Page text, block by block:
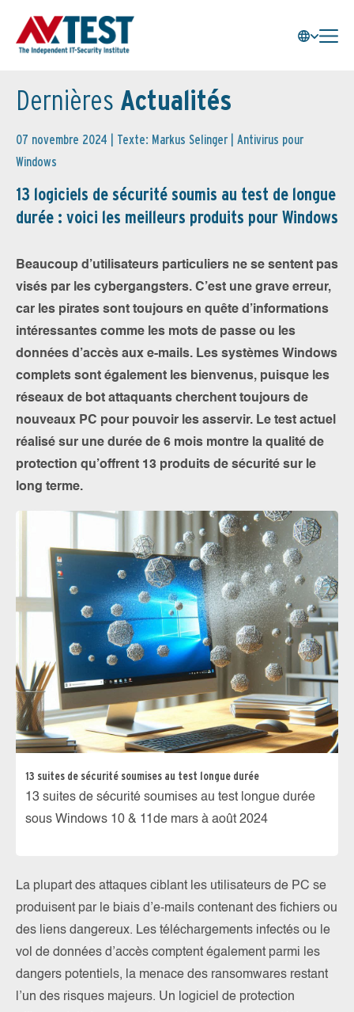
Dernières Actualités
07 novembre 2024 | Texte: Markus Selinger | Antivirus pour
Windows
13 logiciels de sécurité soumis au test de longue
durée : voici les meilleurs produits pour Windows
Beaucoup d’utilisateurs particuliers ne se sentent pas
visés par les cybergangsters. C’est une grave erreur,
car les pirates sont toujours en quête d’informations
intéressantes comme les mots de passe ou les
données d’accès aux e-mails. Les systèmes Windows
complets sont également les bienvenus, puisque les
réseaux de bot attaquants cherchent toujours de
nouveaux PC pour pouvoir les asservir. Le test actuel
réalisé sur une durée de 6 mois montre la qualité de
protection qu’offrent 13 produits de sécurité sur le
long terme.
13 suites de sécurité soumises au test longue durée
13 suites de sécurité soumises au test longue durée
sous Windows 10 & 11de mars à août 2024
La plupart des attaques ciblant les utilisateurs de PC se
produisent par le biais d’e-mails contenant des fichiers ou
des liens dangereux. Les téléchargements infectés ou le
vol de données d’accès comptent également parmi les
dangers potentiels, la menace des ransomwares restant
l’un des risques majeurs. Un logiciel de protection